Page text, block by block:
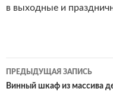
в выходные и
Навигация
ПРЕДЫДУЩАЯ ЗАПИСЬ
Винный шкаф из массива